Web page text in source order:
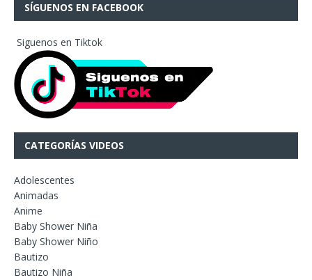
SÍGUENOS EN FACEBOOK
Siguenos en Tiktok
CATEGORÍAS VIDEOS
Adolescentes
Animadas
Anime
Baby Shower Niña
Baby Shower Niño
Bautizo
Bautizo Niña